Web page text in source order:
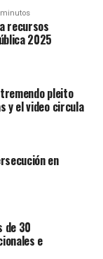
minutos
recursos
2025
pleito
y el video circula
en
de 30
e